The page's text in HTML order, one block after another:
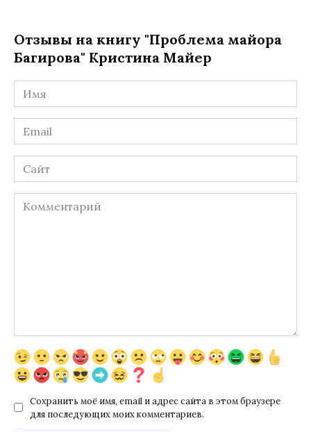
Отзывы на книгу "Проблема майора
Багирова" Кристина Майер
Имя
*
Email
*
Сайт
Комментарий
Сохранить моё имя, email и адрес сайта в этом браузере
для последующих моих комментариев.